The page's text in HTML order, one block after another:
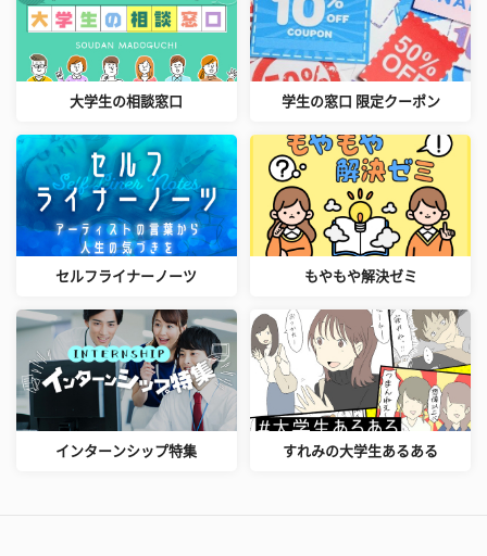
大学生の相談窓口 学生の窓口 限定クーポン
セルフライナーノーツ もやもや解決ゼミ
インターンシップ特集 すれみの大学生あるある